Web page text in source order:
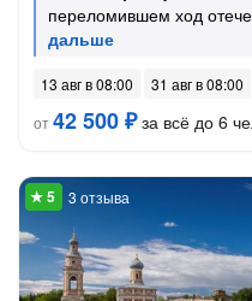
переломившем ход
13 авг в 08:00
31 авг в 08:00
от42 500 ₽за всё до 6
3 отзыва